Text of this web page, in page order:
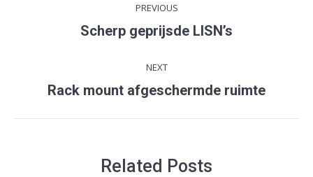
navigation
PREVIOUS
Previous
Scherp geprijsde LISN’s
NEXT
Next
Rack mount afgeschermde ruimte
Related Posts